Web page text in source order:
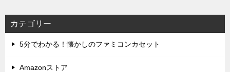
カテゴリー
5分でわかる！懐かしのファミコンカセット
Amazonストア